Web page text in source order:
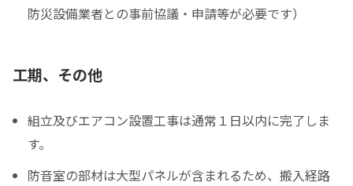
防災設備業者との事前協議・申請等が必要です）
工期、その他
組立及びエアコン設置工事は通常１日以内に完了しま
す。
防音室の部材は大型パネルが含まれるため、搬入経路